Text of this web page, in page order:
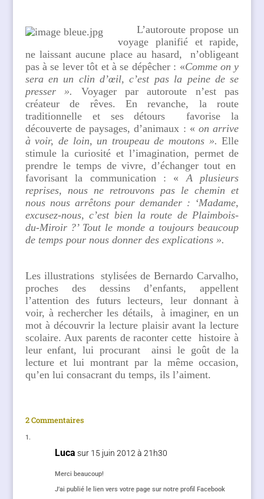
L’autoroute propose un
voyage planifié et rapide,
ne laissant aucune place au hasard, n’obligeant
pas à se lever tôt et à se dépêcher : «Comme on y
sera en un clin d’œil, c’est pas la peine de se
presser ».
Voyager par autoroute n’est pas
créateur de rêves. En revanche, la route
traditionnelle et ses détours favorise la
découverte de paysages, d’animaux : «on arrive
à voir, de loin, un troupeau de moutons ». Elle
stimule la curiosité et l’imagination, permet de
prendre le temps de vivre, d’échanger tout en
favorisant la communication : «A plusieurs
reprises, nous ne retrouvons pas le chemin et
nous nous arrêtons pour demander : ‘Madame,
excusez-nous, c’est bien la route de Plaimbois-
du-Miroir ?’ Tout le monde a toujours beaucoup
de temps pour nous donner des explications ».
Les illustrations stylisées de Bernardo Carvalho,
proches des dessins d’enfants, appellent
l’attention des futurs lecteurs, leur donnant à
voir, à rechercher les détails, à imaginer, en un
mot à découvrir la lecture plaisir avant la lecture
scolaire. Aux parents de raconter cette histoire à
leur enfant, lui procurant ainsi le goût de la
lecture et lui montrant par la même occasion,
qu’en lui consacrant du temps, ils l’aiment.
2 Commentaires
Luca sur 15 juin 2012 à 21h30
Merci beaucoup!
J’ai publié le lien vers votre page sur notre profil Facebook